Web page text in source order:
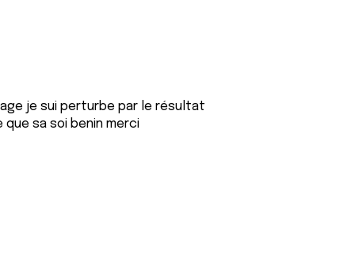
je sui perturbe par le résultat
sa soi benin merci